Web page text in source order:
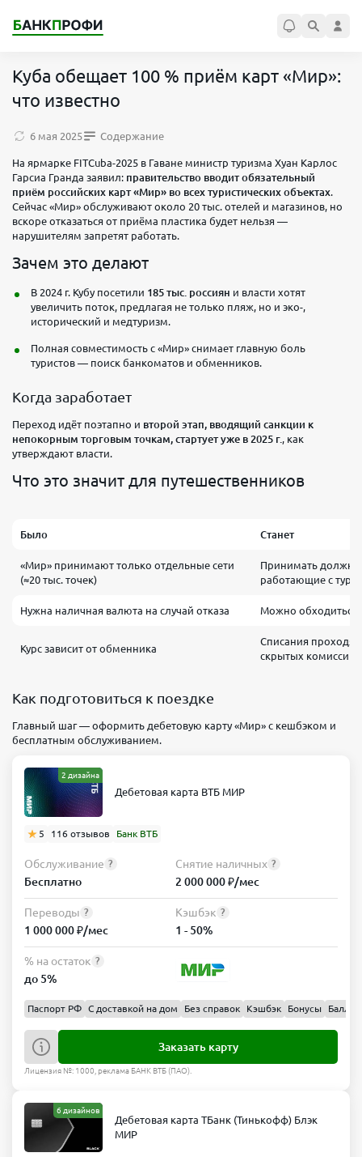
Куба обещает 100 % приём карт «Мир»:
что известно
6 мая 2025 Содержание
На ярмарке FITCuba-2025 в Гаване министр туризма Хуан Карлос
Гарсиа Гранда заявил: правительство вводит обязательный
приём российских карт «Мир» во всех туристических объектах.
Сейчас «Мир» обслуживают около 20 тыс. отелей и магазинов, но
вскоре отказаться от приёма пластика будет нельзя —
нарушителям запретят работать.
Зачем это делают
В 2024 г. Кубу посетили 185 тыс. россиян и власти хотят
увеличить поток, предлагая не только пляж, но и эко-,
исторический и медтуризм.
Полная совместимость с «Мир» снимает главную боль
туристов — поиск банкоматов и обменников.
Когда заработает
Переход идёт поэтапно и второй этап, вводящий санкции к
непокорным торговым точкам, стартует уже в 2025 г. , как
утверждают власти.
Что это значит для путешественников
Было Станет
«Мир» принимают только отдельные сети
(≈20 тыс. точек)
Принимать
работающие с
Нужна наличная валюта на случай отказа Можно обходиться
Курс зависит от обменника
Списания
скрытых комиссий
Как подготовиться к поездке
Главный шаг — оформить дебетовую карту «Мир» с кешбэком и
бесплатным обслуживанием.
2 дизайна
Дебетовая карта ВТБ МИР
5 116 отзывов Банк ВТБ
Обслуживание ?
Бесплатно
Снятие наличных ?
2 000 000 ₽/мес
Переводы ?
1 000 000 ₽/мес
Кэшбэк ?
1 - 50%
% на остаток ?
до 5%
Паспорт РФ С доставкой на дом Без справок Кэшбэк Бонусы Баллы
Заказать карту
Лицензия №: 1000, реклама БАНК ВТБ (ПАО).
6 дизайнов
Дебетовая карта ТБанк (Тинькофф) Блэк
МИР